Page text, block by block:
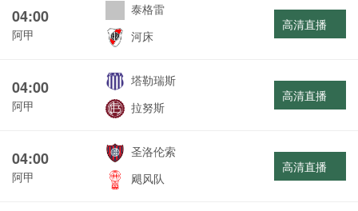
04:00
阿甲
泰格雷
河床
高清直播
04:00
阿甲
塔勒瑞斯
拉努斯
高清直播
04:00
阿甲
圣洛伦索
飓风队
高清直播